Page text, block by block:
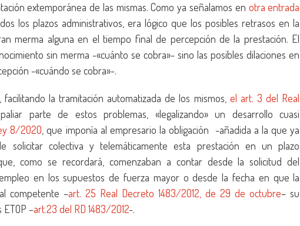
extemporánea de las mismas. Como ya señalamos en otra entrada
los plazos administrativos, era lógico que los posibles retrasos en la
merma alguna en el tiempo final de percepción de la prestación. El
sin merma -«cuánto se cobra»- sino las posibles dilaciones en
-«cuándo se cobra»-.
la tramitación automatizada de los mismos, el art. 3 del Real
parte de estos problemas, «legalizando» un desarrollo cuasi
8/2020 , que imponía al empresario la obligación -añadida a la que ya
solicitar colectiva y telemáticamente esta prestación en un plazo
como se recordará, comenzaban a contar desde la solicitud del
en los supuestos de fuerza mayor o desde la fecha en que la
competente –art. 25 Real Decreto 1483/2012, de 29 de octubre– su
–art.23 del RD 1483/2012-.